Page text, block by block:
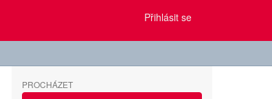
Přihlásit se
PROCHÁZET